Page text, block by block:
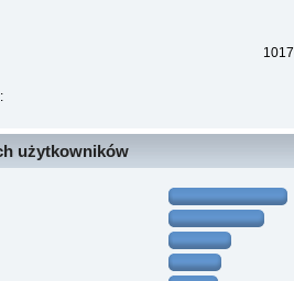
użytkowników